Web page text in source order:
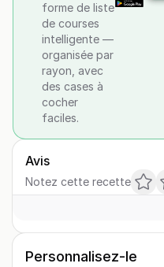
forme de liste
de courses
intelligente —
organisée par
rayon, avec
des cases à
cocher
faciles.
Avis
Notez cette recette
Personnalisez-le